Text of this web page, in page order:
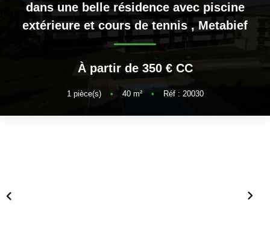
Vendre
Investissement
Nos Outils
LOUER
Louer
dans une belle résidence avec piscine
extérieure et cours de tennis ,Metabief
À partir de 350 € CC
1 pièce(s) • 40m² • Réf : 20030